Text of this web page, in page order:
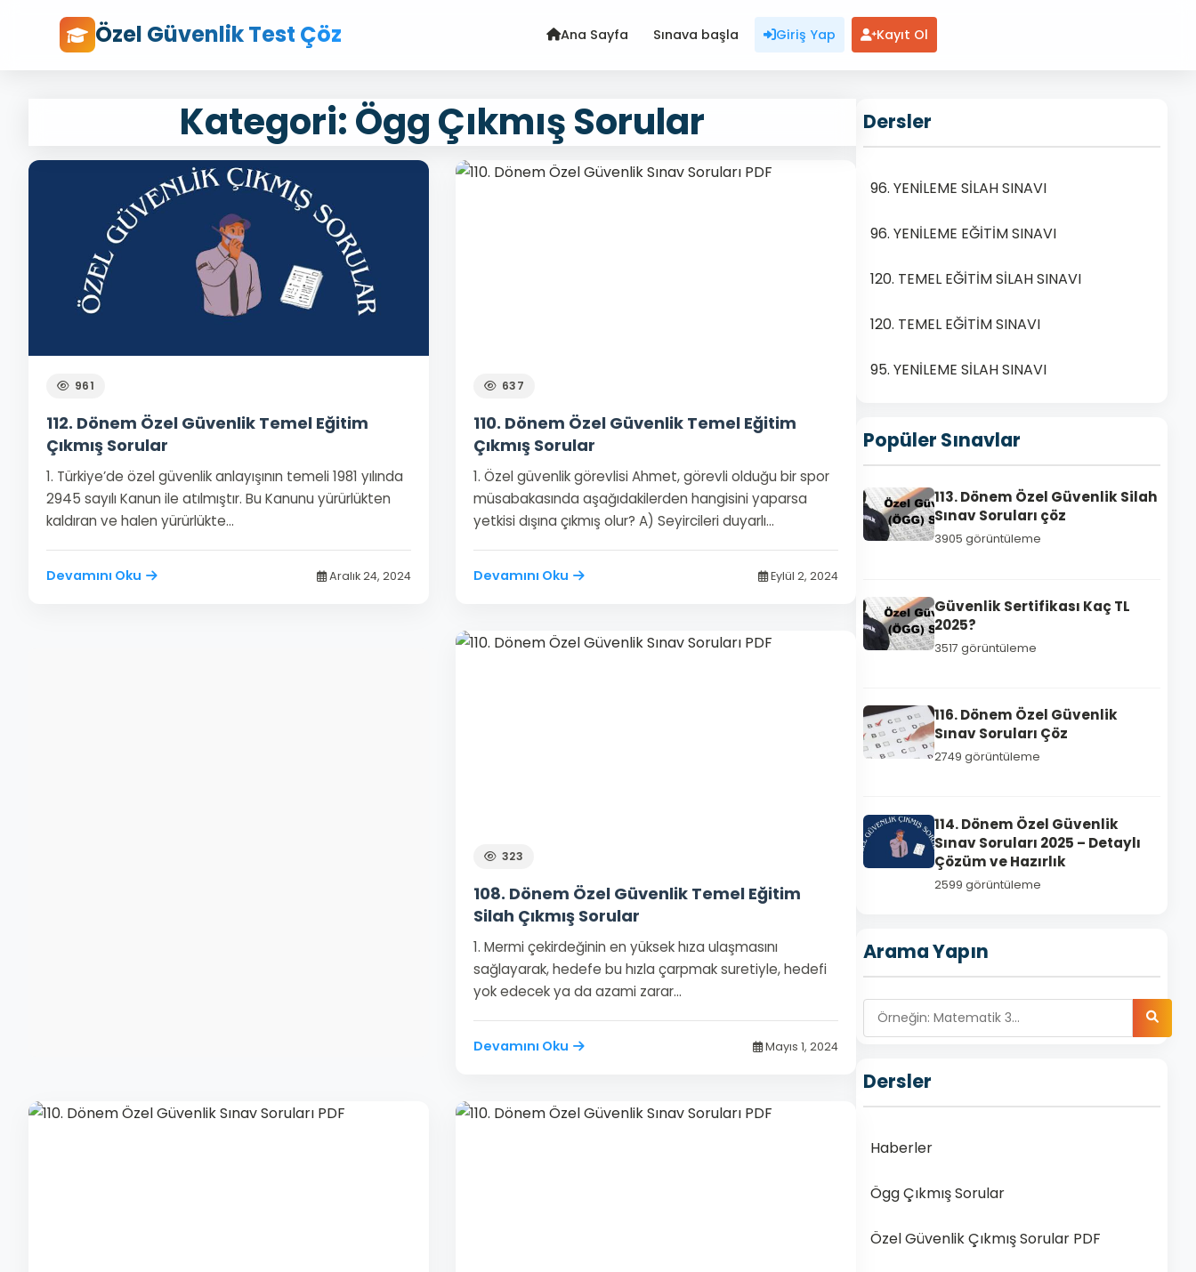
Özel Güvenlik Test Çöz Ana Sayfa Sınava başla Giriş Yap Kayıt Ol
Kategori: Ögg Çıkmış Sorular
961
112. Dönem Özel Güvenlik Temel Eğitim
Çıkmış Sorular
1. Türkiye’de özel güvenlik anlayışının temeli 1981 yılında
2945 sayılı Kanun ile atılmıştır. Bu Kanunu yürürlükten
kaldıran ve halen yürürlükte…
Devamını Oku Aralık 24, 2024
637
110. Dönem Özel Güvenlik Temel Eğitim
Çıkmış Sorular
1. Özel güvenlik görevlisi Ahmet, görevli olduğu bir spor
müsabakasında aşağıdakilerden hangisini yaparsa
yetkisi dışına çıkmış olur? A) Seyircileri duyarlı…
Devamını Oku Eylül 2, 2024
323
108. Dönem Özel Güvenlik Temel Eğitim
Silah Çıkmış Sorular
1. Mermi çekirdeğinin en yüksek hıza ulaşmasını
sağlayarak, hedefe bu hızla çarpmak suretiyle, hedefi
yok edecek ya da azami zarar…
Devamını Oku Mayıs 1, 2024
Dersler
96. YENİLEME SİLAH SINAVI
96. YENİLEME EĞİTİM SINAVI
120. TEMEL EĞİTİM SİLAH SINAVI
120. TEMEL EĞİTİM SINAVI
95. YENİLEME SİLAH SINAVI
Popüler Sınavlar
113. Dönem Özel Güvenlik Silah
Sınav Soruları çöz
3905 görüntüleme
Güvenlik Sertifikası Kaç TL
2025?
3517 görüntüleme
116. Dönem Özel Güvenlik
Sınav Soruları Çöz
2749 görüntüleme
114. Dönem Özel Güvenlik
Sınav Soruları 2025 – Detaylı
Çözüm ve Hazırlık
2599 görüntüleme
Arama Yapın
Dersler
Haberler
Ögg Çıkmış Sorular
Özel Güvenlik Çıkmış Sorular PDF